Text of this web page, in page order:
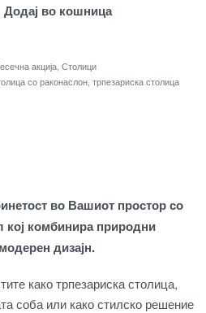
Додај во кошница
акција Столици
со раконаслон трпезариска столица
во Вашиот простор со
комбинира природни
дизајн.
како трпезариска столица,
соба или како стилско решение